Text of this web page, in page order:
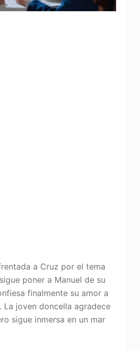
a Cruz por el tema
poner a Manuel de su
finalmente su amor a
La joven doncella agradece
sigue inmersa en un mar